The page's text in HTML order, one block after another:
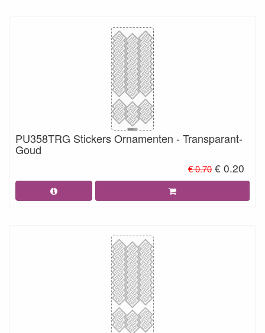
PU358TRG Stickers Ornamenten - Transparant-
Goud
€ 0.70 € 0.20